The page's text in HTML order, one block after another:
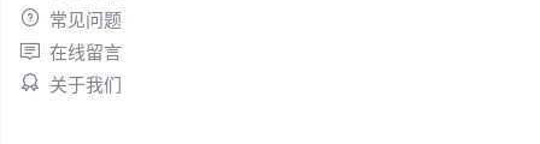
常见问题
在线留言
关于我们